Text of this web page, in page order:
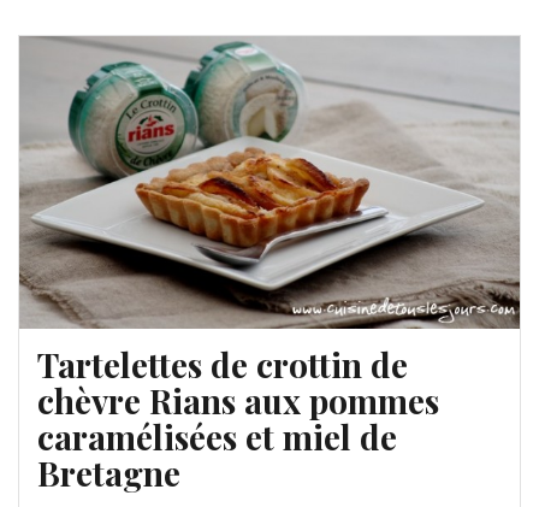
Tartelettes de crottin de
chèvre Rians aux pommes
caramélisées et miel de
Bretagne